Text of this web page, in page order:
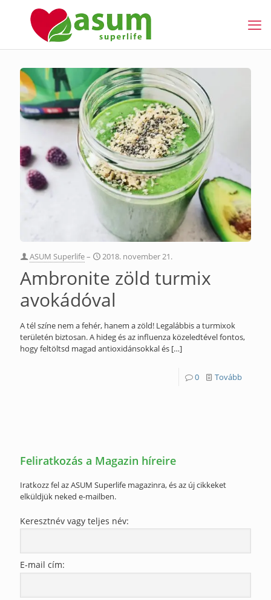
ASUM Superlife– 2018. november 21.
Ambronite zöld turmix
avokádóval
A tél színe nem a fehér, hanem a zöld! Legalábbis a turmixok
területén biztosan. A hideg és az influenza közeledtével fontos,
hogy feltöltsd magad antioxidánsokkal és […]
0 Tovább
Feliratkozás a Magazin híreire
Iratkozz fel az ASUM Superlife magazinra, és az új cikkeket
elküldjük neked e-mailben.
Keresztnév vagy teljes név:
E-mail cím: